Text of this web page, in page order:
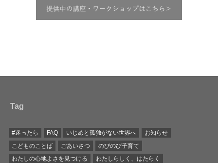
Tag
#迷ったら FAQ いじめと孤独がない世界へ
お知らせ
こどものことば
ごあいさつ
のびのび子育て
わたしの心地よさを見つける
わたしらしく、はたらく